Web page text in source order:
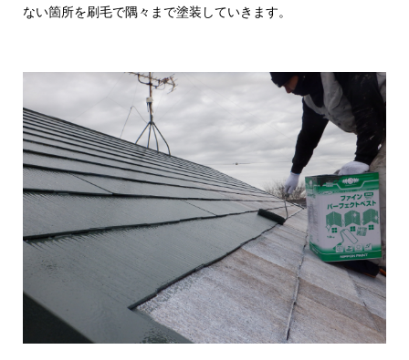
ない箇所を刷毛で隅々まで塗装していきます。